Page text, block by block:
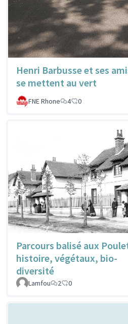
Henri Barbusse et ses
se mettent au vert
FNE Rhone
4 0
Parcours balisé aux
histoire, végétaux, bio-
diversité
Lamfou 2 0